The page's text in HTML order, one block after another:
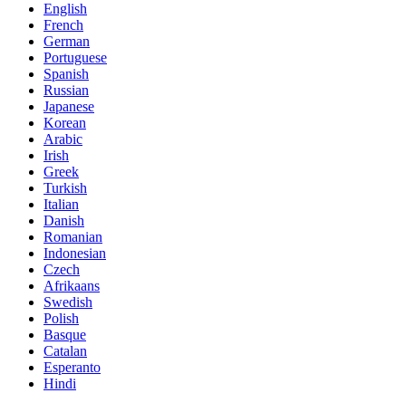
English
French
German
Portuguese
Spanish
Russian
Japanese
Korean
Arabic
Irish
Greek
Turkish
Italian
Danish
Romanian
Indonesian
Czech
Afrikaans
Swedish
Polish
Basque
Catalan
Esperanto
Hindi